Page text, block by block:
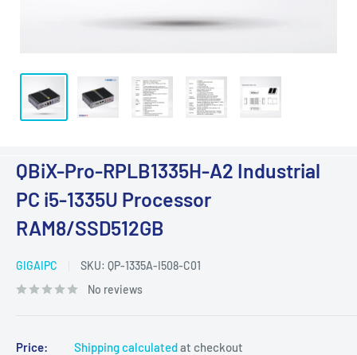
QBiX-Pro-RPLB1335H-A2 Industrial
PC i5-1335U Processor
RAM8/SSD512GB
GIGAIPC SKU: QP-1335A-I508-C01
No reviews
Price: Shipping calculatedat checkout